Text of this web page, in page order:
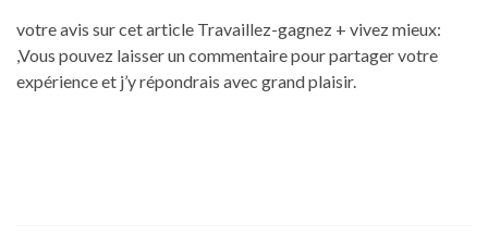
votre avis sur cet article Travaillez-gagnez + vivez mieux:
,Vous pouvez laisser un commentaire pour partager votre
expérience et j’y répondrais avec grand plaisir.